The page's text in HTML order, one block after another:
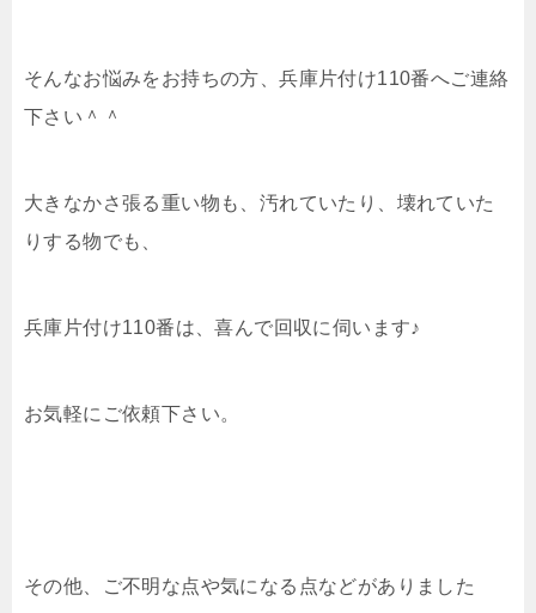
そんなお悩みをお持ちの方、兵庫片付け110番へご連絡
下さい＾＾
大きなかさ張る重い物も、汚れていたり、壊れていた
りする物でも、
兵庫片付け110番は、喜んで回収に伺います♪
お気軽にご依頼下さい。
その他、ご不明な点や気になる点などがありました